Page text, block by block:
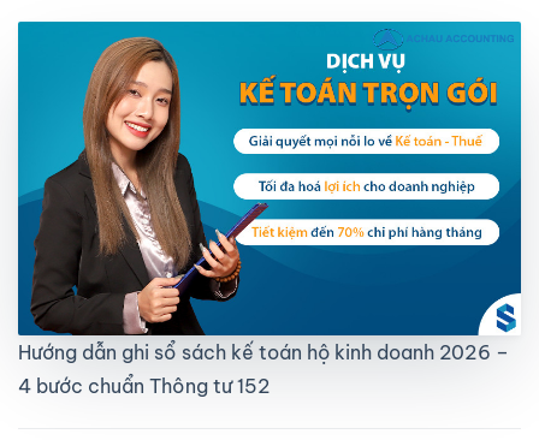
Hướng dẫn ghi sổ sách kế toán hộ kinh doanh 2026 –
4 bước chuẩn Thông tư 152